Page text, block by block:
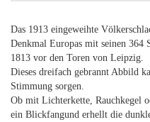
Das 1913 eingeweihte
Denkmal Europas mit seinen 364
1813 vor den Toren von Leipzig.
Dieses dreifach gebrannt Abbild
Stimmung sorgen.
Ob mit Lichterkette, Rauchkegel
ein Blickfangund erhellt die dunkle